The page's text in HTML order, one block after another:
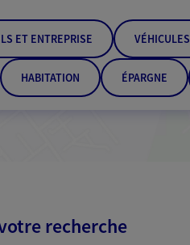
ET ENTREPRISE VÉHICULES
HABITATION ÉPARGNE
recherche